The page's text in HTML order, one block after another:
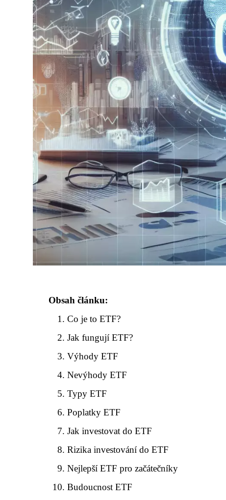
Obsah článku:
Co je to ETF?
Jak fungují ETF?
Výhody ETF
Nevýhody ETF
Typy ETF
Poplatky ETF
Jak investovat do ETF
Rizika investování do ETF
Nejlepší ETF pro začátečníky
Budoucnost ETF